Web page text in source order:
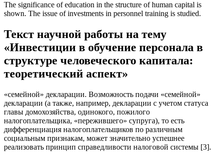
The significance of education in the structure of human capital is
shown. The issue of investments in personnel training is studied.
Текст научной работы на тему
«Инвестиции в обучение персонала в
структуре человеческого капитала:
теоретический аспект»
«семейной» декларации. Возможность подачи «семейной»
декларации (а также, например, декларации с учетом статуса
главы домохозяйства, одинокого, пожилого
налогоплательщика, «пережившего» супруга), то есть
дифференциация налогоплательщиков по различным
социальным признакам, может значительно успешнее
реализовать принцип справедливости налоговой системы [3].